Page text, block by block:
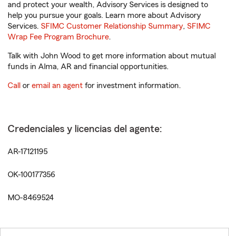
and protect your wealth, Advisory Services is designed to
help you pursue your goals. Learn more about Advisory
Services. SFIMC Customer Relationship Summary, SFIMC
Wrap Fee Program Brochure.
Talk with John Wood to get more information about mutual
funds in Alma, AR and financial opportunities.
Call or email an agent for investment information.
Credenciales y licencias del agente:
AR-17121195
OK-100177356
MO-8469524